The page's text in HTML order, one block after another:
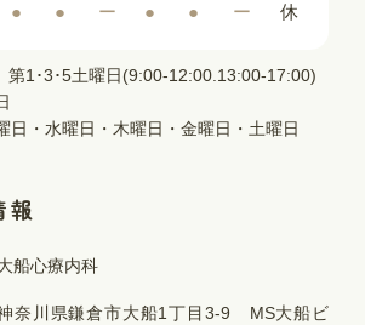
● ● ー ● ● ー 休
･3･5土曜日(9:00-12:00.13:00-17:00)
・水曜日・木曜日・金曜日・土曜日
報
船心療内科
奈川県鎌倉市大船1丁目3-9 MS大船ビ